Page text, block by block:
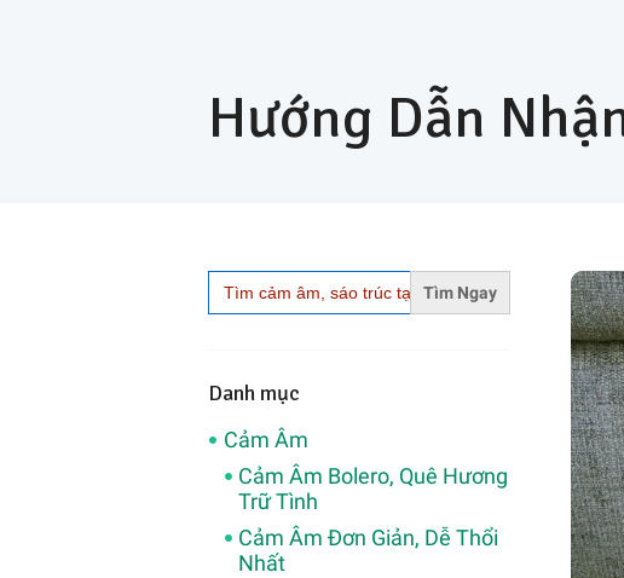
Hướng Dẫn
Search
for:
Danh mục
Cảm Âm
Cảm Âm Bolero, Quê Hương
Trữ Tình
Cảm Âm Đơn Giản, Dễ Thổi
Nhất